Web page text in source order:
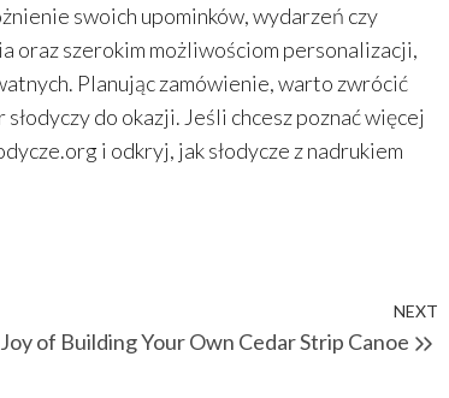
swoich upominków, wydarzeń czy
oraz szerokim możliwościom personalizacji,
Planując zamówienie, warto zwrócić
do okazji. Jeśli chcesz poznać więcej
i odkryj, jak słodycze z nadrukiem
NEXT
of Building Your Own Cedar Strip Canoe